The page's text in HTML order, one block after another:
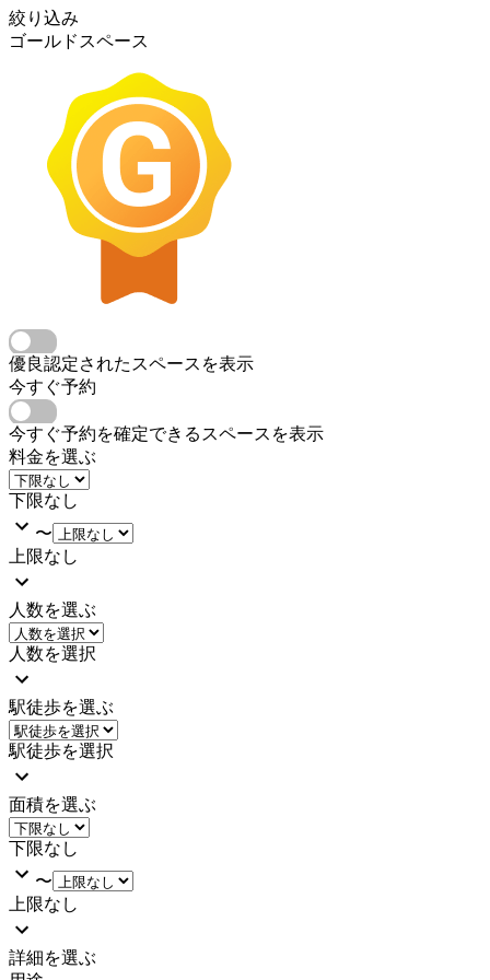
絞り込み
ゴールドスペース
優良認定されたスペースを表示
今すぐ予約
今すぐ予約を確定できるスペースを表示
料金を選ぶ
下限なし
〜
上限なし
人数を選ぶ
人数を選択
駅徒歩を選ぶ
駅徒歩を選択
面積を選ぶ
下限なし
〜
上限なし
詳細を選ぶ